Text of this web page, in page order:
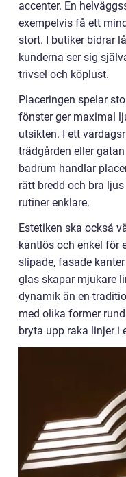
accenter. En
exempelvis få ett
stort. I butiker bidrar
kunderna ser sig
trivsel och köplust.
Placeringen spelar
fönster ger maximal
utsikten. I ett
trädgården eller
badrum handlar
rätt bredd och bra
rutiner enklare.
Estetiken ska också
kantlös och enkel för
slipade, fasade
glas skapar mjukare
dynamik än en
med olika former
bryta upp raka linjer i